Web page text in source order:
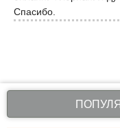
Спасибо.